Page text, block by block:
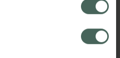
samtycke påverkar inte
som skett innan återkallelsen.